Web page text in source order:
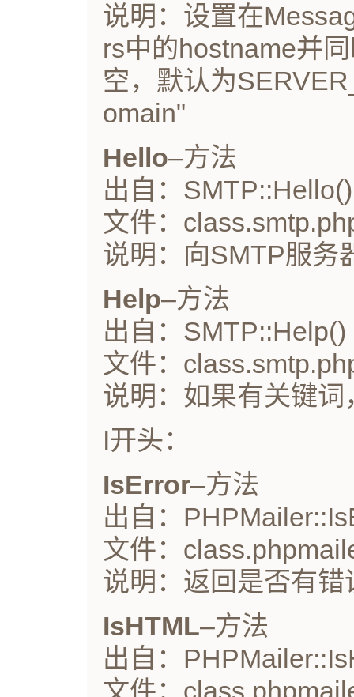
说明：设置在
rs中的hostname并
空，默认为
omain"
Hello–方法
出自：SMTP::Hello()
文件：
说明：向SMTP服务
Help–方法
出自：SMTP::Help()
文件：
说明：如果有关键
I开头：
IsError–方法
出自：
文件：
说明：返回是否有错
IsHTML–方法
出自：
文件：